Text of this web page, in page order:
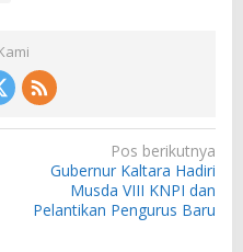
Pos berikutnya
Gubernur Kaltara Hadiri
Musda VIII KNPI dan
Pelantikan Pengurus Baru